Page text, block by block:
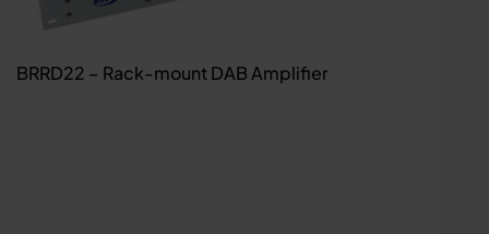
BRRD22 – Rack-mount DAB Amplifier